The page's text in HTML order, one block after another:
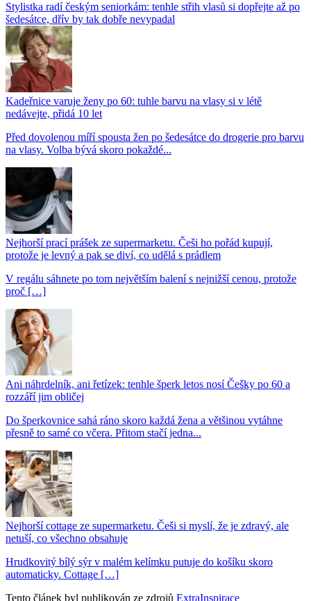
Stylistka radí českým seniorkám: tenhle střih vlasů si dopřejte až po
šedesátce, dřív by tak dobře nevypadal
Kadeřnice varuje ženy po 60: tuhle barvu na vlasy si v létě
nedávejte, přidá 10 let
Před dovolenou míří spousta žen po šedesátce do drogerie pro barvu
na vlasy. Volba bývá skoro pokaždé...
Nejhorší prací prášek ze supermarketu. Češi ho pořád kupují,
protože je levný a pak se diví, co udělá s prádlem
V regálu sáhnete po tom největším balení s nejnižší cenou, protože
proč […]
Ani náhrdelník, ani řetízek: tenhle šperk letos nosí Češky po 60 a
rozzáří jim obličej
Do šperkovnice sahá ráno skoro každá žena a většinou vytáhne
přesně to samé co včera. Přitom stačí jedna...
Nejhorší cottage ze supermarketu. Češi si myslí, že je zdravý, ale
netuší, co všechno obsahuje
Hrudkovitý bílý sýr v malém kelímku putuje do košíku skoro
automaticky. Cottage […]
Tento článek byl publikován ze zdrojů ExtraInspirace